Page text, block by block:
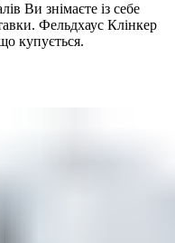
Ви знімаєте із себе
Фельдхаус Клінкер
купується.